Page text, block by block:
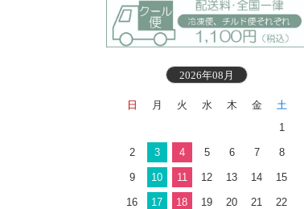
2026年08月
日 月 火 水 木 金
土
1
2 3 4 5 6 7 8
9 10 11 12 13 14 15
16 17 18 19 20 21 22